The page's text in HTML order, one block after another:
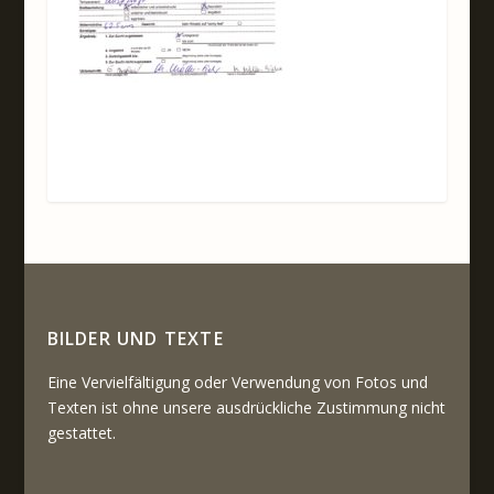
BILDER UND TEXTE
Eine Vervielfältigung oder Verwendung von Fotos und
Texten ist ohne unsere ausdrückliche Zustimmung nicht
gestattet.